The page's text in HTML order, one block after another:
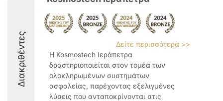
Διακριθέντες
Δείτε περισσότερα >>
Η Kosmostech Ιεράπετρα
δραστηριοποιείται στον τομέα των
ολοκληρωμένων συστημάτων
ασφαλείας, παρέχοντας εξελιγμένες
λύσεις που ανταποκρίνονται στις